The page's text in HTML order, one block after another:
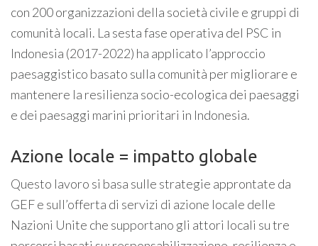
con 200 organizzazioni della società civile e gruppi di
comunità locali. La sesta fase operativa del PSC in
Indonesia (2017-2022) ha applicato l’approccio
paesaggistico basato sulla comunità per migliorare e
mantenere la resilienza socio-ecologica dei paesaggi
e dei paesaggi marini prioritari in Indonesia.
Azione locale = impatto globale
Questo lavoro si basa sulle strategie approntate da
GEF e sull’offerta di servizi di azione locale delle
Nazioni Unite che supportano gli attori locali su tre